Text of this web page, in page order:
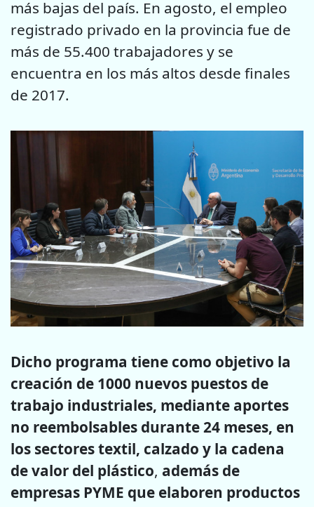
más bajas del país. En agosto, el empleo
registrado privado en la provincia fue de
más de 55.400 trabajadores y se
encuentra en los más altos desde finales
de 2017.
Dicho programa tiene como objetivo la
creación de 1000 nuevos puestos de
trabajo industriales, mediante aportes
no reembolsables durante 24 meses, en
los sectores textil, calzado y la cadena
de valor del plástico, además de
empresas PYME que elaboren productos